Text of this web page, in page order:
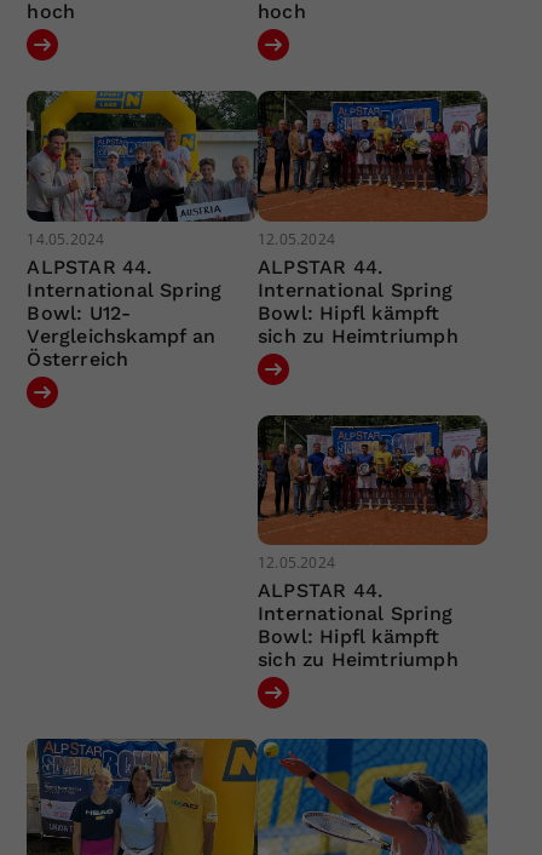
hoch hoch
14.05.2024
ALPSTAR 44.
International Spring
Bowl: U12-
Vergleichskampf an
Österreich
12.05.2024
ALPSTAR 44.
International Spring
Bowl: Hipfl kämpft
sich zu Heimtriumph
12.05.2024
ALPSTAR 44.
International Spring
Bowl: Hipfl kämpft
sich zu Heimtriumph